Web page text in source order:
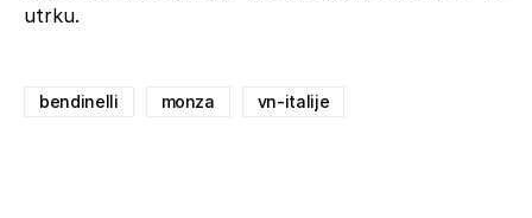
utrku.
bendinelli monza vn-italije